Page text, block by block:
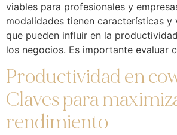
viables para profesionales y
modalidades tienen características y
que pueden influir en la
los negocios. Es importante evaluar
Productividad en
Claves para
rendimiento